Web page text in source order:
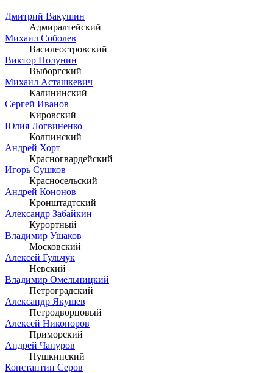
Дмитрий Вакушин
Адмиралтейский
Михаил Соболев
Василеостровский
Виктор Полунин
Выборгский
Михаил Асташкевич
Калининский
Сергей Иванов
Кировский
Юлия Логвиненко
Колпинский
Андрей Хорт
Красногвардейский
Игорь Сушков
Красносельский
Андрей Кононов
Кронштадтский
Александр Забайкин
Курортный
Владимир Ушаков
Московский
Алексей Гульчук
Невский
Владимир Омельницкий
Петроградский
Александр Якушев
Петродворцовый
Алексей Никоноров
Приморский
Андрей Чапуров
Пушкинский
Константин Серов